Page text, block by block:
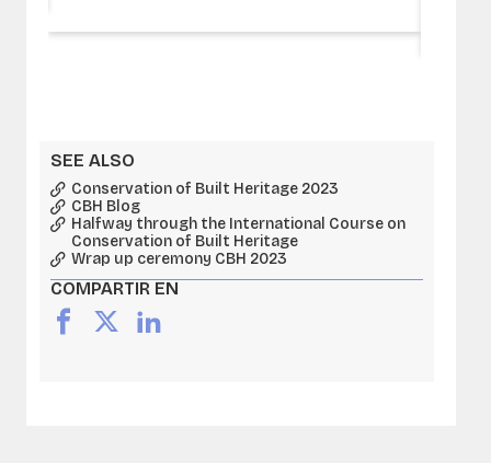
SEE ALSO
Conservation of Built Heritage 2023
CBH Blog
Halfway through the International Course on
Conservation of Built Heritage
Wrap up ceremony CBH 2023
COMPARTIR EN